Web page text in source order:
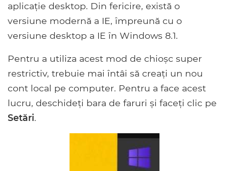
aplicație desktop. Din fericire, există o
versiune modernă a IE, împreună cu o
versiune desktop a IE în Windows 8.1.
Pentru a utiliza acest mod de chioșc super
restrictiv, trebuie mai întâi să creați un nou
cont local pe computer. Pentru a face acest
lucru, deschideți bara de faruri și faceți clic pe
Setări.